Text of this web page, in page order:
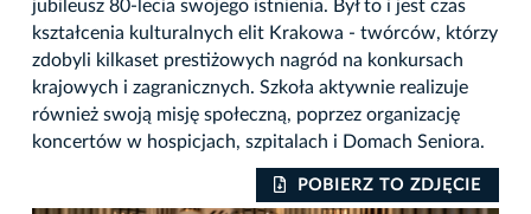
jubileusz 80-lecia swojego istnienia. Był to i jest czas
kształcenia kulturalnych elit Krakowa - twórców, którzy
zdobyli kilkaset prestiżowych nagród na konkursach
krajowych i zagranicznych. Szkoła aktywnie realizuje
również swoją misję społeczną, poprzez organizację
koncertów w hospicjach, szpitalach i Domach Seniora.
POBIERZ TO ZDJĘCIE